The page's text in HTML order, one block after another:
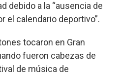
debido a la “ausencia de
el calendario deportivo”.
tocaron en Gran
fueron cabezas de
de música de